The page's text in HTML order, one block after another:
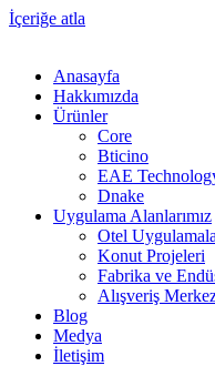
İçeriğe atla
Anasayfa
Hakkımızda
Ürünler
Core
Bticino
EAE
Dnake
Uygulama Alanlarımız
Otel
Konut Projeleri
Fabrika ve
Alışveriş
Blog
Medya
İletişim